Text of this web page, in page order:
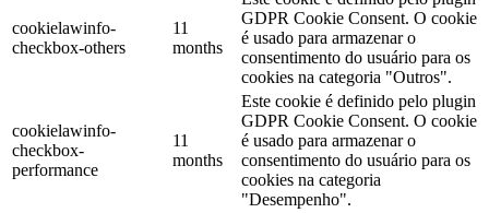
cookielawinfo-
checkbox-others
11
months
GDPR Cookie Consent. O cookie
é usado para armazenar o
consentimento do usuário para os
cookies na categoria "Outros".
cookielawinfo-
checkbox-
performance
11
months
Este cookie é definido pelo plugin
GDPR Cookie Consent. O cookie
é usado para armazenar o
consentimento do usuário para os
cookies na categoria
"Desempenho".